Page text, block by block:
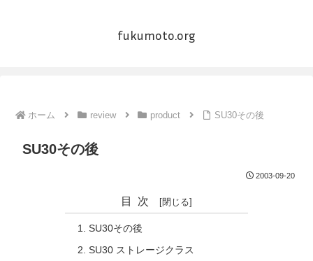
fukumoto.org
ホーム review product SU30その後
SU30その後
2003-09-20
目次
SU30その後
SU30 ストレージクラス